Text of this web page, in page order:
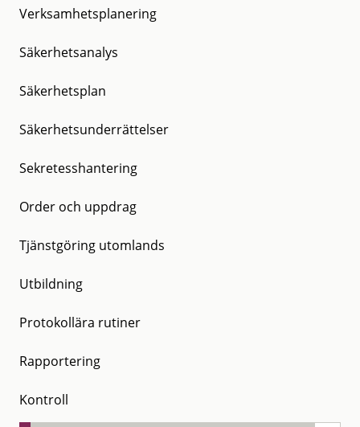
Verksamhetsplanering
Säkerhetsanalys
Säkerhetsplan
Säkerhetsunderrättelser
Sekretesshantering
Order och uppdrag
Tjänstgöring utomlands
Utbildning
Protokollära rutiner
Rapportering
Kontroll